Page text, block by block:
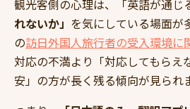
観光客側の心理は、「英語が通じ
れないか」 を気にしている場面が
の訪日外国人旅行者の受入環境に
対応の不満より「対応してもらえ
安」の方が長く残る傾向が見られ